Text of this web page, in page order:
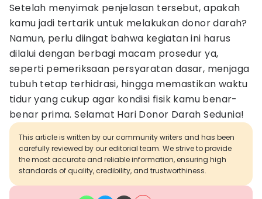
Setelah menyimak penjelasan tersebut, apakah
kamu jadi tertarik untuk melakukan donor darah?
Namun, perlu diingat bahwa kegiatan ini harus
dilalui dengan berbagi macam prosedur ya,
seperti pemeriksaan persyaratan dasar, menjaga
tubuh tetap terhidrasi, hingga memastikan waktu
tidur yang cukup agar kondisi fisik kamu benar-
benar prima. Selamat Hari Donor Darah Sedunia!
This article is written by our community writers and has been
carefully reviewed by our editorial team. We strive to provide
the most accurate and reliable information, ensuring high
standards of quality, credibility, and trustworthiness.